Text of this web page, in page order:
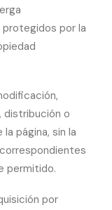
por la
distribución o
página, sin la
permitido.
por